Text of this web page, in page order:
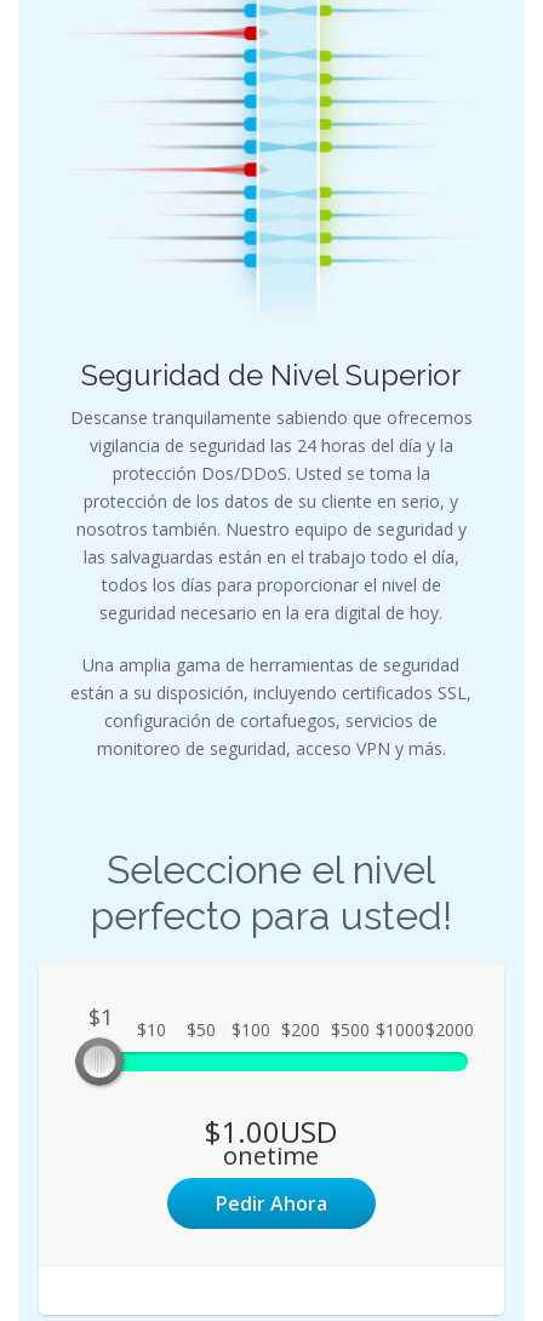
Seguridad de Nivel Superior
Descanse tranquilamente sabiendo que ofrecemos
vigilancia de seguridad las 24 horas del día y la
protección Dos/DDoS. Usted se toma la
protección de los datos de su cliente en serio, y
nosotros también. Nuestro equipo de seguridad y
las salvaguardas están en el trabajo todo el día,
todos los días para proporcionar el nivel de
seguridad necesario en la era digital de hoy.
Una amplia gama de herramientas de seguridad
están a su disposición, incluyendo certificados SSL,
configuración de cortafuegos, servicios de
monitoreo de seguridad, acceso VPN y más.
Seleccione el nivel
perfecto para usted!
$1
$1 $10 $50 $100 $200 $500 $1000$2000
$1.00USD
onetime
Pedir Ahora